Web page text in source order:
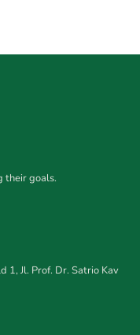
their goals.
1, Jl. Prof. Dr. Satrio Kav